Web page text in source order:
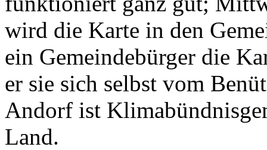
wird die Karte in den
ein Gemeindebürger die
er sie sich selbst vom
Andorf ist
Land.